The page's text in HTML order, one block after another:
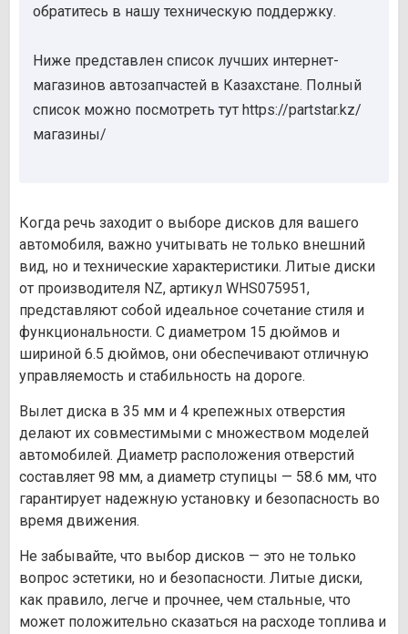
обратитесь в нашу техническую поддержку.
Ниже представлен список лучших интернет-
магазинов автозапчастей в Казахстане. Полный
список можно посмотреть тут https://partstar.kz/
магазины/
Когда речь заходит о выборе дисков для вашего
автомобиля, важно учитывать не только внешний
вид, но и технические характеристики. Литые диски
от производителя NZ, артикул WHS075951,
представляют собой идеальное сочетание стиля и
функциональности. С диаметром 15 дюймов и
шириной 6.5 дюймов, они обеспечивают отличную
управляемость и стабильность на дороге.
Вылет диска в 35 мм и 4 крепежных отверстия
делают их совместимыми с множеством моделей
автомобилей. Диаметр расположения отверстий
составляет 98 мм, а диаметр ступицы — 58.6 мм, что
гарантирует надежную установку и безопасность во
время движения.
Не забывайте, что выбор дисков — это не только
вопрос эстетики, но и безопасности. Литые диски,
как правило, легче и прочнее, чем стальные, что
может положительно сказаться на расходе топлива и